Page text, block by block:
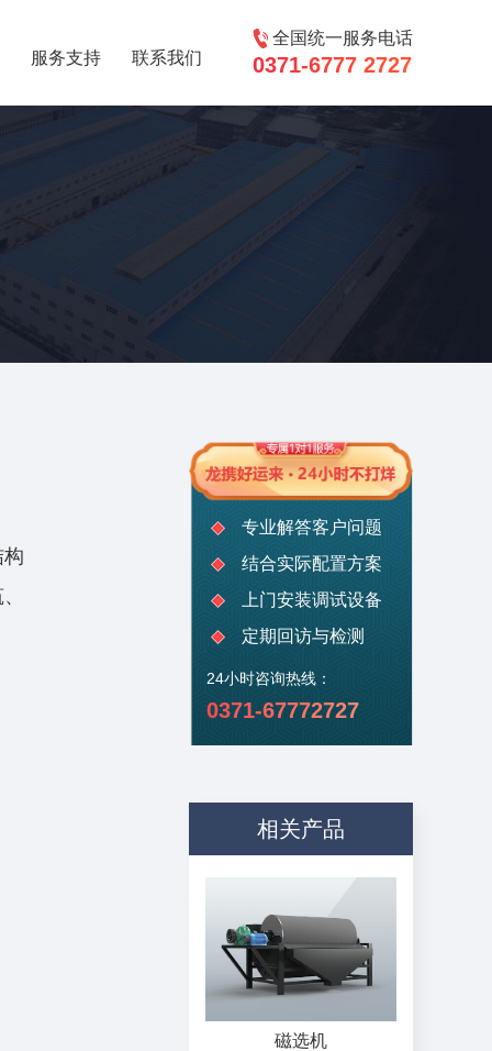
服务支持 联系我们
全国统一服务电话
0371-6777 2727
专业解答客户问题
结合实际配置方案
上门安装调试设备
定期回访与检测
24小时咨询热线：
0371-67772727
相关产品
磁选机